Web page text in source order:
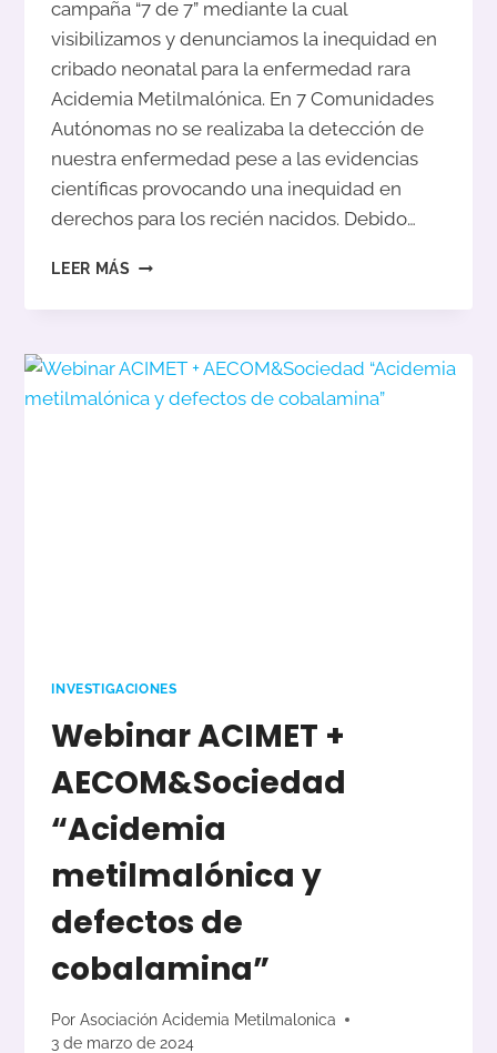
campaña “7 de 7” mediante la cual
visibilizamos y denunciamos la inequidad en
cribado neonatal para la enfermedad rara
Acidemia Metilmalónica. En 7 Comunidades
Autónomas no se realizaba la detección de
nuestra enfermedad pese a las evidencias
científicas provocando una inequidad en
derechos para los recién nacidos. Debido…
LEER MÁS LA
METILMALÓNICA
EN
TODAS
INVESTIGACIONES
Webinar ACIMET +
AECOM&Sociedad
“Acidemia
metilmalónica y
defectos de
cobalamina”
Por Asociación Acidemia Metilmalonica
3 de marzo de 2024